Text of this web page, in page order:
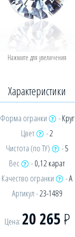
Характеристики
Форма огранки -Круг
Цвет
-2
Чистота (по ТУ)
-5
Вес
-0,12 карат
Качество огранки
-А
Артикул -23-1489
Цена: 20 265Р